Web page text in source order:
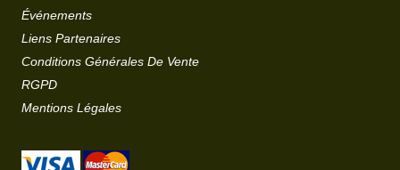
Événements
Liens Partenaires
Conditions Générales De Vente
RGPD
Mentions Légales